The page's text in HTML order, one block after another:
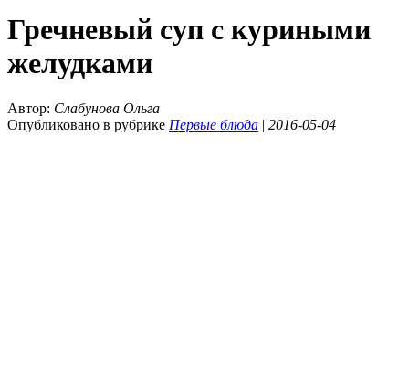
Гречневый суп с куриными
желудками
Автор: Слабунова Ольга
Опубликовано в рубрике Первые блюда | 2016-05-04